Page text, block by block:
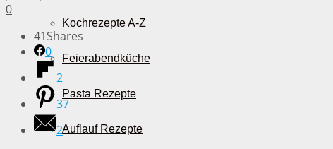
Kochrezepte A-Z
Feierabendküche
Pasta Rezepte
Auflauf Rezepte
0
41Shares
0
2
37
2